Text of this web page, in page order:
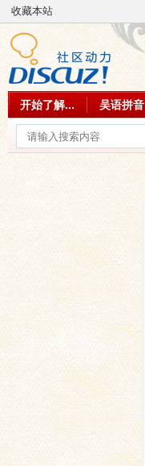
收藏本站
开始了解... 吴语拼音